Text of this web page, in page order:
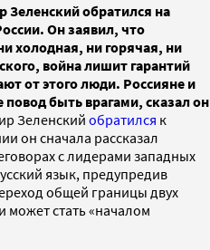
обратился на
Он заявил, что
холодная, ни горячая, ни
война лишит гарантий
от этого люди. Россияне и
быть врагами, сказал он
Зеленский обратился к
он сначала рассказал
с лидерами западных
язык, предупредив
общей границы двух
может стать «началом